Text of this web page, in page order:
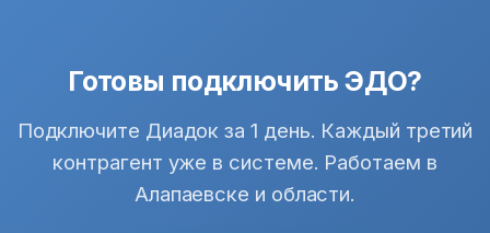
Готовы подключить ЭДО?
Подключите Диадок за 1 день. Каждый третий
контрагент уже в системе. Работаем в
Алапаевске и области.